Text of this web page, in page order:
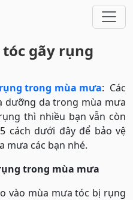
gãy rụng
trong mùa mưa: Các
dưỡng da trong mùa mưa
thì nhiều bạn vẫn còn
cách dưới đây để bảo vệ
mưa các bạn nhé.
trong mùa mưa
vào mùa mưa tóc bị rụng